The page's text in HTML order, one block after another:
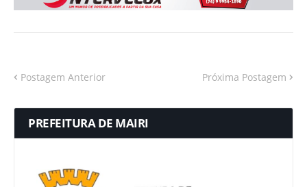
Postagem Anterior Próxima Postagem
PREFEITURA DE MAIRI